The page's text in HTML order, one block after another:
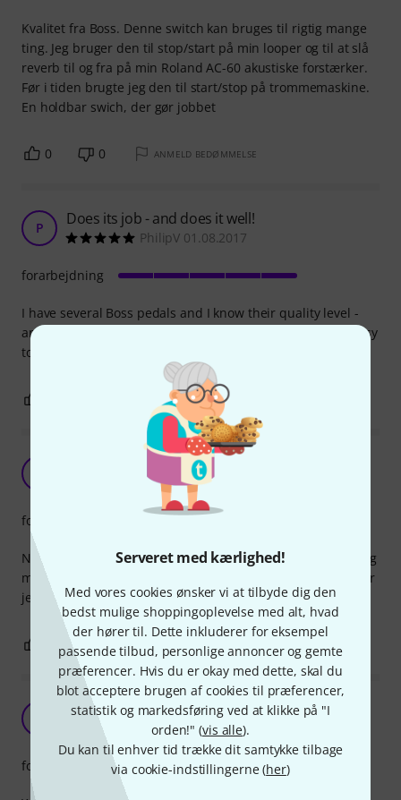
Serveret med kærlighed!
Med vores cookies ønsker vi at tilbyde dig den
bedst mulige shoppingoplevelse med alt, hvad
der hører til. Dette inkluderer for eksempel
passende tilbud, personlige annoncer og gemte
præferencer. Hvis du er okay med dette, skal du
blot acceptere brugen af cookies til præferencer,
statistik og markedsføring ved at klikke på "I
orden!" (vis alle).
Du kan til enhver tid trække dit samtykke tilbage
via cookie-indstillingerne (her)
Kvalitet fra Boss. Denne switch kan bruges til rigtig mange
ting. Jeg bruger den til stop/start på min looper og til at slå
reverb til og fra på min Roland AC-60 akustiske forstærker.
Før i tiden brugte jeg den til start/stop på trommemaskine.
En holdbar swich, der gør jobbet
0 0 ANMELD BEDØMMELSE
P Does its job - and does it well!
PhilipV 01.08.2017
I have several Boss pedals and I know their quality level -
and this is no exception. It delivers on point and is very easy
to use. I highly recommend it.
forarbejdning
ANMELD BEDØMMELSE
WillyH 09.11.2017
Nu kan jeg styre min Boss VE-5 Vocal Performer, den har jeg
manglet, nu kan jeg spille guitar under hele nummeret, når
jeg er på Scenen.
forarbejdning
ANMELD BEDØMMELSE
Excellent switch for many purposes
Morten T 05.03.2019
forarbejdning